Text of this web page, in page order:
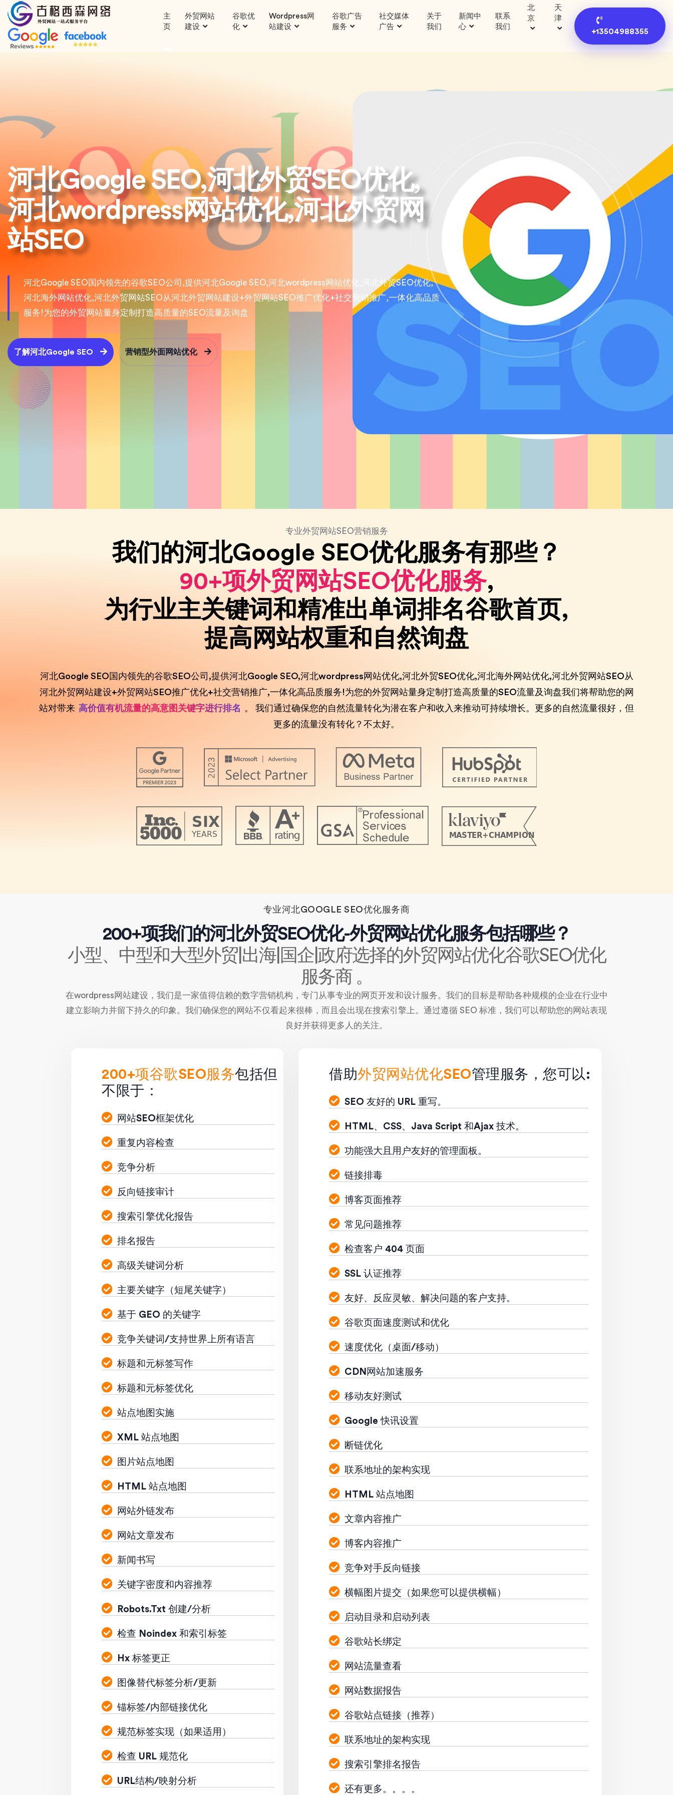
主
页
外贸网站
建设
谷歌优
化
Wordpress网
站建设
谷歌广告
服务
社交媒体
广告
关于
我们
新闻中
心
联系
我们
北
京
天
津
+13504988355
河北Google SEO,河北外贸SEO优化,
河北wordpress网站优化,河北外贸网
站SEO
河北Google SEO国内领先的谷歌SEO公司,提供河北Google SEO,河北wordpress网站优化,河北外贸SEO优化,
河北海外网站优化,河北外贸网站SEO从河北外贸网站建设+外贸网站SEO推广优化+社交营销推广,一体化高品质
服务!为您的外贸网站量身定制打造高质量的SEO流量及询盘
了解河北Google SEO 营销型外面网站优化
专业外贸网站SEO营销服务
我们的河北Google SEO优化服务有那些？
90+项外贸网站SEO优化服务,
为行业主关键词和精准出单词排名谷歌首页,
提高网站权重和自然询盘
河北Google SEO国内领先的谷歌SEO公司,提供河北Google SEO,河北wordpress网站优化,河北外贸SEO优化,河北海外网站优化,河北外贸网站SEO从
河北外贸网站建设+外贸网站SEO推广优化+社交营销推广,一体化高品质服务!为您的外贸网站量身定制打造高质量的SEO流量及询盘我们将帮助您的网
站对带来 高价值有机流量的高意图关键字进行排名
。 我们通过确保您的自然流量转化为潜在客户和收入来推动可持续增长。更多的自然流量很好，但
更多的流量没有转化？不太好。
专业河北GOOGLE SEO优化服务商
200+项我们的河北外贸SEO优化-外贸网站优化服务包括哪些？
小型、中型和大型外贸|出海|国企|政府选择的外贸网站优化谷歌SEO优化
服务商 。
在wordpress网站建设，我们是一家值得信赖的数字营销机构，专门从事专业的网页开发和设计服务。我们的目标是帮助各种规模的企业在行业中
建立影响力并留下持久的印象。我们确保您的网站不仅看起来很棒，而且会出现在搜索引擎上。通过遵循 SEO 标准，我们可以帮助您的网站表现
良好并获得更多人的关注。
200+项谷歌SEO服务包括但
不限于：
网站SEO框架优化
重复内容检查
竞争分析
反向链接审计
搜索引擎优化报告
排名报告
高级关键词分析
主要关键字（短尾关键字）
基于 GEO 的关键字
竞争关键词/支持世界上所有语言
标题和元标签写作
标题和元标签优化
站点地图实施
XML 站点地图
图片站点地图
HTML 站点地图
网站外链发布
网站文章发布
新闻书写
关键字密度和内容推荐
Robots.Txt 创建/分析
检查 Noindex 和索引标签
Hx 标签更正
图像替代标签分析/更新
锚标签/内部链接优化
规范标签实现（如果适用）
检查 URL 规范化
URL结构/映射分析
借助外贸网站优化SEO管理服务，您可以:
SEO 友好的 URL 重写。
HTML、CSS、Java Script 和Ajax 技术。
功能强大且用户友好的管理面板。
链接排毒
博客页面推荐
常见问题推荐
检查客户 404 页面
SSL 认证推荐
友好、反应灵敏、解决问题的客户支持。
谷歌页面速度测试和优化
速度优化（桌面/移动）
CDN网站加速服务
移动友好测试
Google 快讯设置
断链优化
联系地址的架构实现
HTML 站点地图
文章内容推广
博客内容推广
竞争对手反向链接
横幅图片提交（如果您可以提供横幅）
启动目录和启动列表
谷歌站长绑定
网站流量查看
网站数据报告
谷歌站点链接（推荐）
联系地址的架构实现
搜索引擎排名报告
还有更多。。。。